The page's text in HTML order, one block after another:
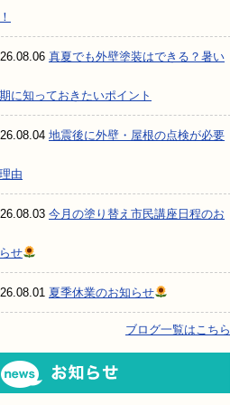
真夏でも外壁塗装はできる？暑い
に知っておきたいポイント
地震後に外壁・屋根の点検が必要
由
今月の塗り替え市民講座日程のお
せ
夏季休業のお知らせ
ブログ一覧はこちら